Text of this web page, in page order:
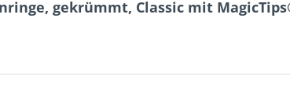
gekrümmt, Classic mit